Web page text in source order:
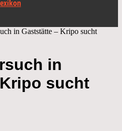
in Gaststätte – Kripo sucht
in
sucht